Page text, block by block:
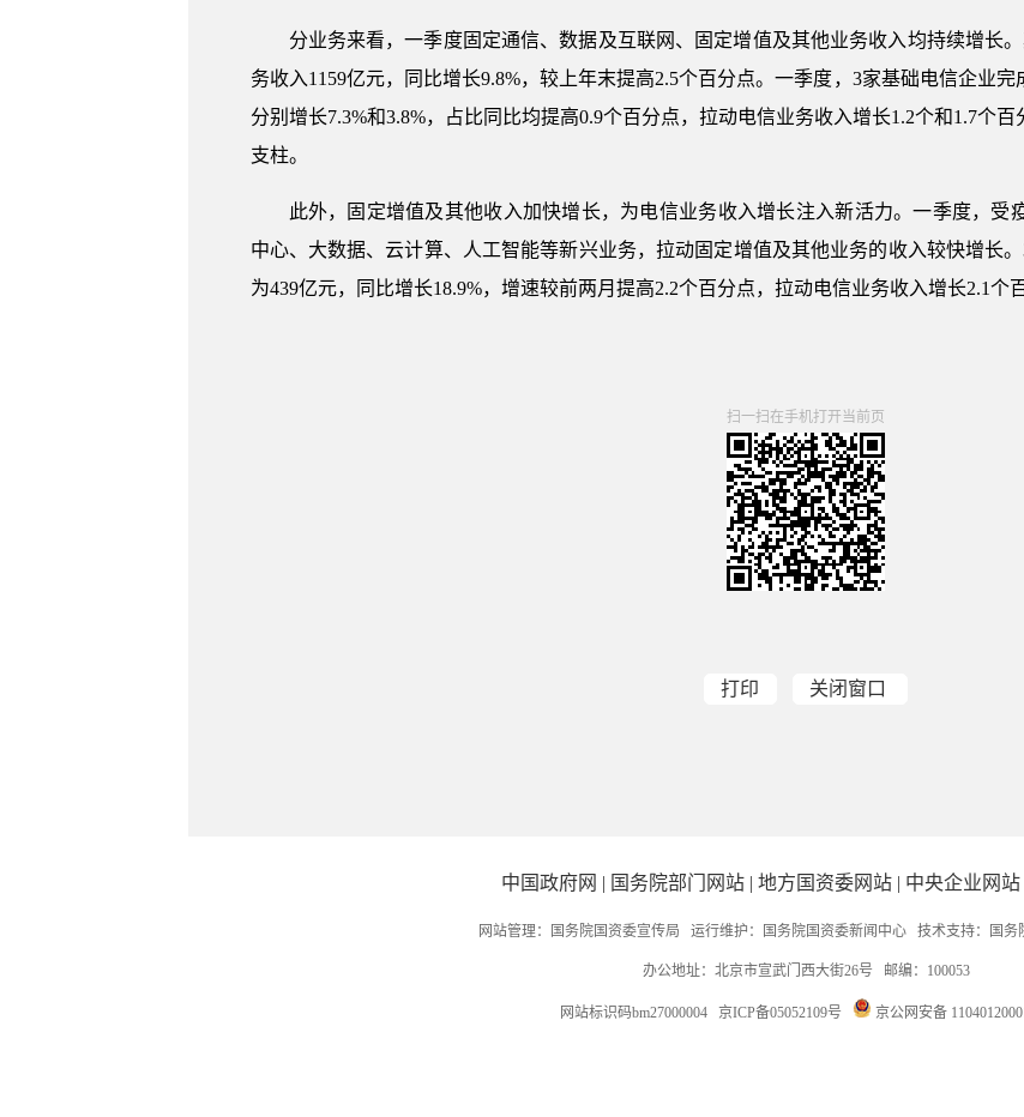
分业务来看，一季度固定通信、数据及互联网、固定增值及其他业务收入均持续增长
务收入1159亿元，同比增长9.8%，较上年末提高2.5个百分点。一季度，3家基础电信企业
分别增长7.3%和3.8%，占比同比均提高0.9个百分点，拉动电信业务收入增长1.2个和1.7个
支柱。
此外，固定增值及其他收入加快增长，为电信业务收入增长注入新活力。一季度，受
中心、大数据、云计算、人工智能等新兴业务，拉动固定增值及其他业务的收入较快增长
为439亿元，同比增长18.9%，增速较前两月提高2.2个百分点，拉动电信业务收入增长2.1个
扫一扫在手机打开当前页
打印 关闭窗口